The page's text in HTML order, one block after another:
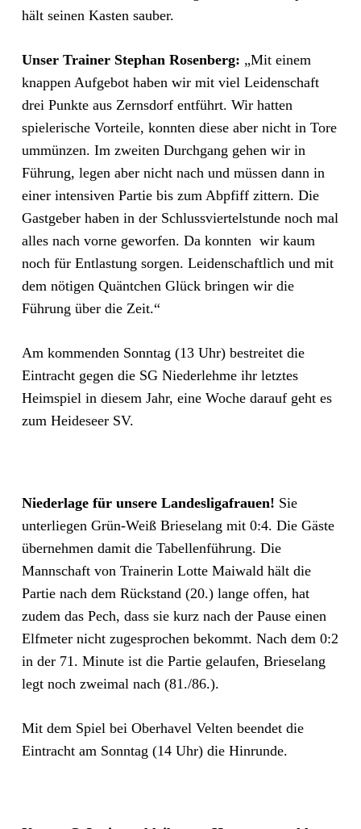
hält seinen Kasten sauber.
Unser Trainer Stephan Rosenberg: „Mit einem
knappen Aufgebot haben wir mit viel Leidenschaft
drei Punkte aus Zernsdorf entführt. Wir hatten
spielerische Vorteile, konnten diese aber nicht in Tore
ummünzen. Im zweiten Durchgang gehen wir in
Führung, legen aber nicht nach und müssen dann in
einer intensiven Partie bis zum Abpfiff zittern. Die
Gastgeber haben in der Schlussviertelstunde noch mal
alles nach vorne geworfen. Da konnten wir kaum
noch für Entlastung sorgen. Leidenschaftlich und mit
dem nötigen Quäntchen Glück bringen wir die
Führung über die Zeit.“
Am kommenden Sonntag (13 Uhr) bestreitet die
Eintracht gegen die SG Niederlehme ihr letztes
Heimspiel in diesem Jahr, eine Woche darauf geht es
zum Heideseer SV.
Niederlage für unsere Landesligafrauen! Sie
unterliegen Grün-Weiß Brieselang mit 0:4. Die Gäste
übernehmen damit die Tabellenführung. Die
Mannschaft von Trainerin Lotte Maiwald hält die
Partie nach dem Rückstand (20.) lange offen, hat
zudem das Pech, dass sie kurz nach der Pause einen
Elfmeter nicht zugesprochen bekommt. Nach dem 0:2
in der 71. Minute ist die Partie gelaufen, Brieselang
legt noch zweimal nach (81./86.).
Mit dem Spiel bei Oberhavel Velten beendet die
Eintracht am Sonntag (14 Uhr) die Hinrunde.